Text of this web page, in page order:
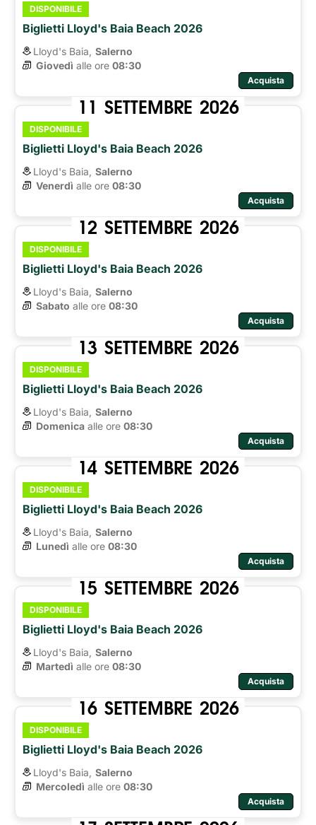
DISPONIBILE
Biglietti Lloyd's Baia Beach 2026
Lloyd's Baia, Salerno
Giovedì alle ore 08:30
Acquista
11 SETTEMBRE 2026
DISPONIBILE
Biglietti Lloyd's Baia Beach 2026
Lloyd's Baia, Salerno
Venerdì alle ore 08:30
Acquista
12 SETTEMBRE 2026
DISPONIBILE
Biglietti Lloyd's Baia Beach 2026
Lloyd's Baia, Salerno
Sabato alle ore 08:30
Acquista
13 SETTEMBRE 2026
DISPONIBILE
Biglietti Lloyd's Baia Beach 2026
Lloyd's Baia, Salerno
Domenica alle ore 08:30
Acquista
14 SETTEMBRE 2026
DISPONIBILE
Biglietti Lloyd's Baia Beach 2026
Lloyd's Baia, Salerno
Lunedì alle ore 08:30
Acquista
15 SETTEMBRE 2026
DISPONIBILE
Biglietti Lloyd's Baia Beach 2026
Lloyd's Baia, Salerno
Martedì alle ore 08:30
Acquista
16 SETTEMBRE 2026
DISPONIBILE
Biglietti Lloyd's Baia Beach 2026
Lloyd's Baia, Salerno
Mercoledì alle ore 08:30
Acquista